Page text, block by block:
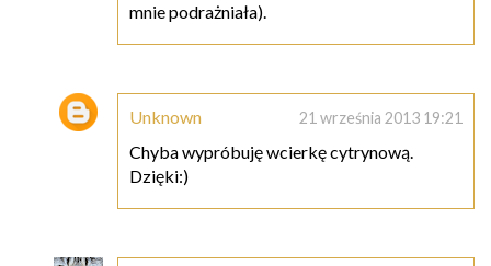
mnie podrażniała).
Unknown 21 września 2013 19:21
Chyba wypróbuję wcierkę cytrynową.
Dzięki:)